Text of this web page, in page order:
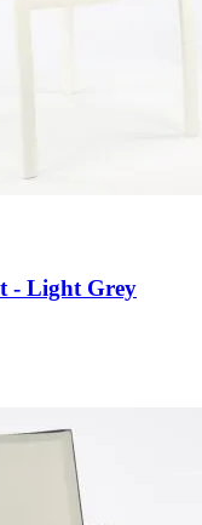
- Light Grey